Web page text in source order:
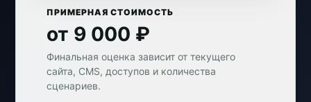
ПРИМЕРНАЯ СТОИМОСТЬ
от 9 000 ₽
Финальная оценка зависит от текущего
сайта, CMS, доступов и количества
сценариев.